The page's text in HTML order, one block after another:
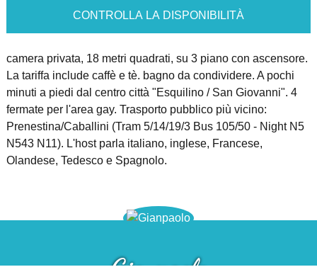
CONTROLLA LA DISPONIBILITÀ
camera privata, 18 metri quadrati, su 3 piano con ascensore.
La tariffa include caffè e tè. bagno da condividere. A pochi
minuti a piedi dal centro città "Esquilino / San Giovanni". 4
fermate per l'area gay. Trasporto pubblico più vicino:
Prenestina/Caballini (Tram 5/14/19/3 Bus 105/50 - Night N5
N543 N11). L'host parla italiano, inglese, Francese,
Olandese, Tedesco e Spagnolo.